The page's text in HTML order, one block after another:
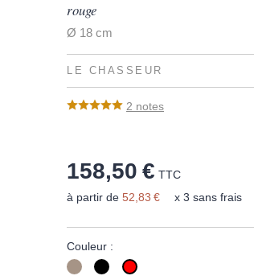
rouge
Ø 18 cm
LE CHASSEUR
2 notes
158,50 € TTC
à partir de 52,83 € x 3 sans frais
Couleur :